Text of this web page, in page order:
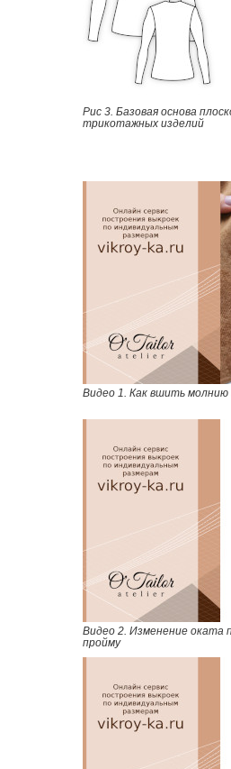
Рис 3. Базовая основа
трикотажных изделий
Видео 1. Как вшить молнию
Видео 2. Изменение оката
пройму